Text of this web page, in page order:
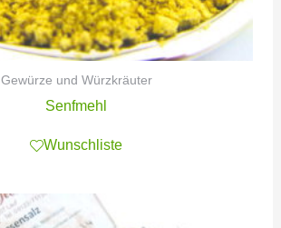
Gewürze und Würzkräuter
Senfmehl
Wunschliste